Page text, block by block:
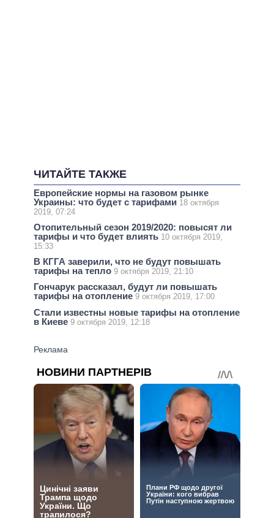
ЧИТАЙТЕ ТАКЖЕ
Европейские нормы на газовом рынке
Украины: что будет с тарифами 18 октября
2019, 07:24
Отопительный сезон 2019/2020: повысят ли
тарифы и что будет влиять 10 октября 2019,
15:33
В КГГА заверили, что не будут повышать
тарифы на тепло 9 октября 2019, 21:10
Гончарук рассказал, будут ли повышать
тарифы на отопление 9 октября 2019, 17:00
Стали известны новые тарифы на отопление
в Киеве 9 октября 2019, 12:18